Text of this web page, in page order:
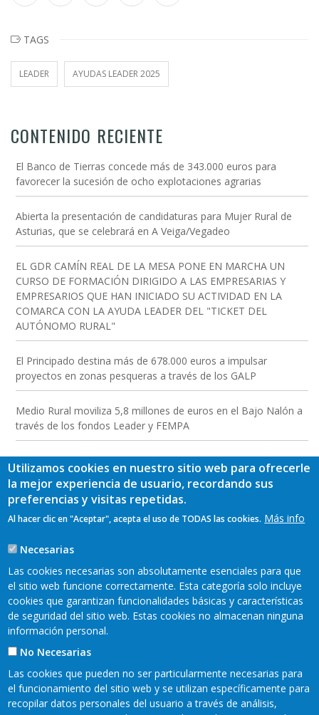
TAGS
LEADER AYUDAS LEADER 2025
CONTENIDO RECIENTE
El Banco de Tierras concede más de 343.000 euros para
favorecer la sucesión de ocho explotaciones agrarias
Abierta la presentación de candidaturas para Mujer Rural de
Asturias, que se celebrará en A Veiga/Vegadeo
EL GDR CAMÍN REAL DE LA MESA PONE EN MARCHA UN
CURSO DE FORMACIÓN DIRIGIDO A LAS EMPRESARIAS Y
EMPRESARIOS QUE HAN INICIADO SU ACTIVIDAD EN LA
COMARCA CON LA AYUDA LEADER DEL "TICKET DEL
AUTÓNOMO RURAL"
El Principado destina más de 678.000 euros a impulsar
proyectos en zonas pesqueras a través de los GALP
Medio Rural moviliza 5,8 millones de euros en el Bajo Nalón a
través de los fondos Leader y FEMPA
READER 2018©
Utilizamos cookies en nuestro sitio web para ofrecerle
la mejor experiencia de usuario, recordando sus
preferencias y visitas repetidas.
Al hacer clic en "Aceptar", acepta el uso de TODAS las cookies. Más info
Necesarias
Las cookies necesarias son absolutamente esenciales para que
el sitio web funcione correctamente. Esta categoría solo incluye
cookies que garantizan funcionalidades básicas y características
de seguridad del sitio web. Estas cookies no almacenan ninguna
información personal.
No Necesarias
Las cookies que pueden no ser particularmente necesarias para
el funcionamiento del sitio web y se utilizan específicamente para
recopilar datos personales del usuario a través de análisis,